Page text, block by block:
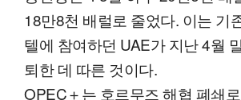
18만8천 배럴로 줄었다. 이는 기
텔에 참여하던 UAE가 지난 4월
퇴한 데 따른 것이다.
OPEC＋는 호르무즈 해협 폐쇄